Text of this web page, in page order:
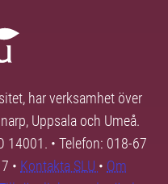
har verksamhet över
Uppsala och Umeå.
14001. • Telefon: 018-67
• Kontakta SLU • Om